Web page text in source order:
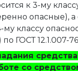
к 3-му
опасные), а
му классу
ГОСТ 12.1.007-
средства
со